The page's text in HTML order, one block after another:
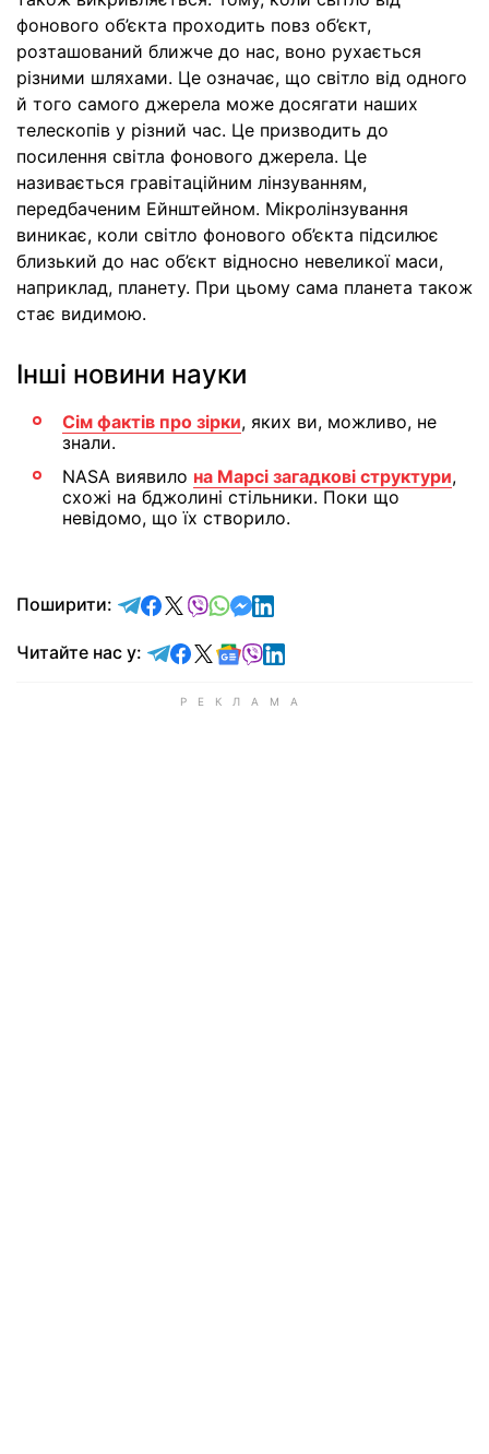
фонового об’єкта проходить повз об’єкт,
розташований ближче до нас, воно рухається
різними шляхами. Це означає, що світло від одного
й того самого джерела може досягати наших
телескопів у різний час. Це призводить до
посилення світла фонового джерела. Це
називається гравітаційним лінзуванням,
передбаченим Ейнштейном. Мікролінзування
виникає, коли світло фонового об’єкта підсилює
близький до нас об’єкт відносно невеликої маси,
наприклад, планету. При цьому сама планета також
стає видимою.
Інші новини науки
Сім фактів про зірки, яких ви, можливо, не
знали.
NASA виявило на Марсі загадкові структури,
схожі на бджолині стільники. Поки що
невідомо, що їх створило.
Поширити: відправити у Telegram
поділитись у Facebook
поділитись у X
відправити у Viber
відправити у Whatsapp
відправити у Messenger
відправити у LinkedIn
Читайте нас у: Читайте у Telegram
Читайте у Facebook
Читайте у X
Читайте у Google news
Читайте у Viber
Читайте у LinkedIn